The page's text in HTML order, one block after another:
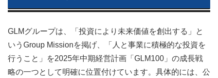
GLMグループは、「投資により未来価値を創出する」と
いうGroup Missionを掲げ、「人と事業に積極的な投資を
行うこと」を2025年中期経営計画「GLM100」の成長戦
略の一つとして明確に位置付けています。具体的には、公